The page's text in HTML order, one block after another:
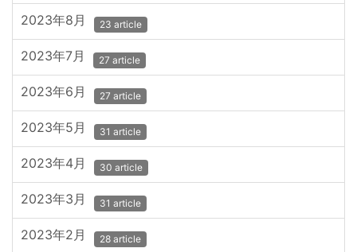
2023年8月 23 article
2023年7月 27 article
2023年6月 27 article
2023年5月 31 article
2023年4月 30 article
2023年3月 31 article
2023年2月 28 article